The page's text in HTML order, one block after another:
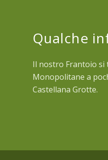
Qualche
Il nostro Frantoio si
Monopolitane a
Castellana Grotte.